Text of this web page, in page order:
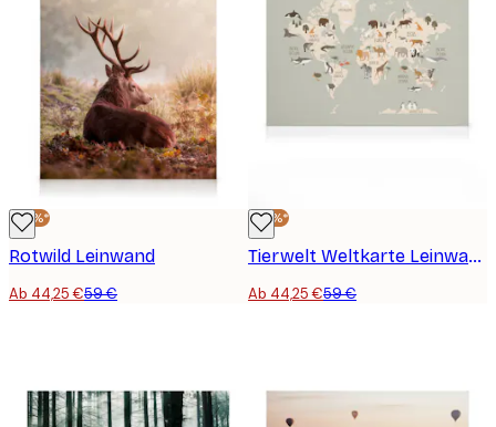
-25%*
Rotwild Leinwand
Ab 44,25 €59 €
-25%*
Tierwelt Weltkarte Leinwand
Ab 44,25 €59 €